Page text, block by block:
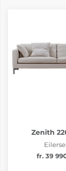
Zenith
fr. 39